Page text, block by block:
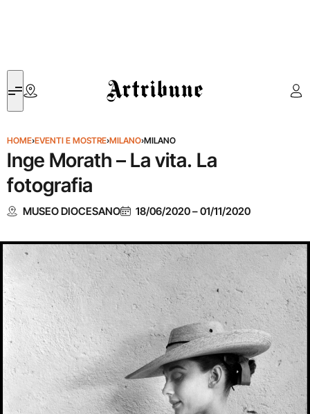
Artribune
HOME›EVENTI E MOSTRE›MILANO›MILANO
Inge Morath – La vita. La
fotografia
MUSEO DIOCESANO 18/06/2020–01/11/2020